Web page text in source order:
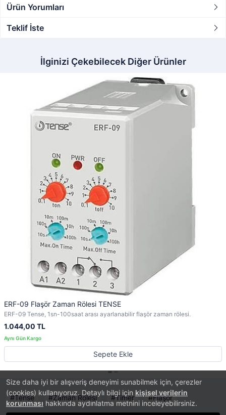
Size daha iyi bir alışveriş deneyimi sunabilmek için, çerezler
(cookies) kullanıyoruz. Detaylı bilgi için kişisel verilerin
korunması hakkında aydınlatma metnini inceleyebilirsiniz.
Ürün Yorumları
Teklif İste
İlginizi Çekebilecek Diğer Ürünler
ERF-09 Flaşör Zaman Rölesi TENSE
ERF-09 Tense, 1sn-100saat arası ayarlanabilir flaşör zaman rölesi.
1.044,00 TL
Sepete Ekle
Tense Zaman Rölesi Timer Flaşör